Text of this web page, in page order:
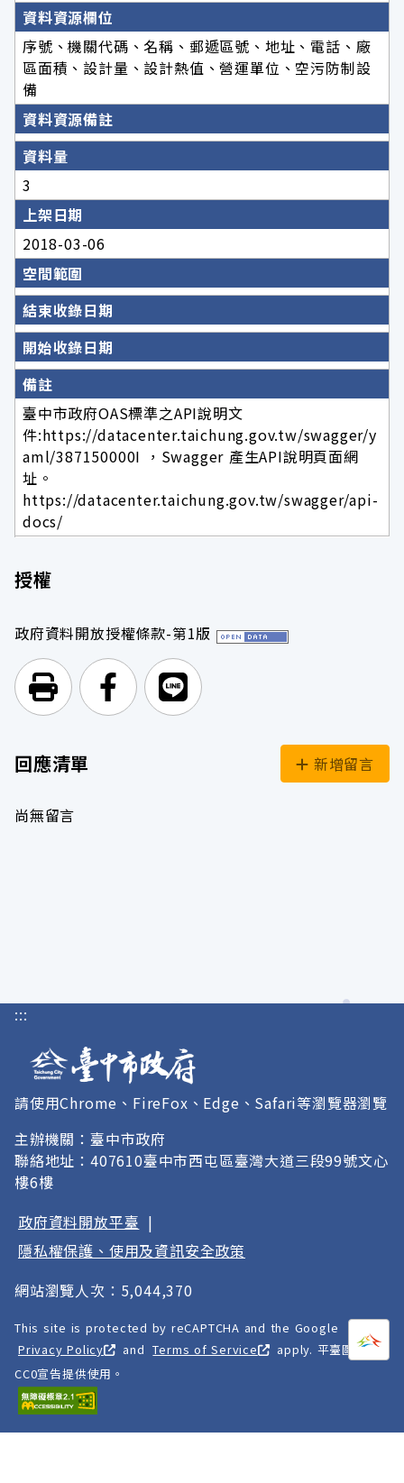
資料資源欄位
序號、機關代碼、名稱、郵遞區號、地址、電話、廠
區面積、設計量、設計熱值、營運單位、空污防制設
備
資料資源備註
資料量
3
上架日期
2018-03-06
空間範圍
結束收錄日期
開始收錄日期
備註
臺中市政府OAS標準之API說明文
件:https://datacenter.taichung.gov.tw/swagger/y
aml/387150000I ，Swagger 產生API說明頁面網
址。
https://datacenter.taichung.gov.tw/swagger/api-
docs/
授權
政府資料開放授權條款-第1版
列印頁面前往Facebook
前往Line
回應清單 新增留言
尚無留言
打開
:::
請使用Chrome、FireFox、Edge、Safari等瀏覽器瀏覽
主辦機關：臺中市政府
聯絡地址：407610臺中市西屯區臺灣大道三段99號文心
樓6樓
政府資料開放平臺 |
隱私權保護、使用及資訊安全政策
網站瀏覽人次：5,044,370
This site is protected by reCAPTCHA and the Google
Privacy Policy
and Terms of Service
apply. 平臺圖像以
CC0宣告提供使用。